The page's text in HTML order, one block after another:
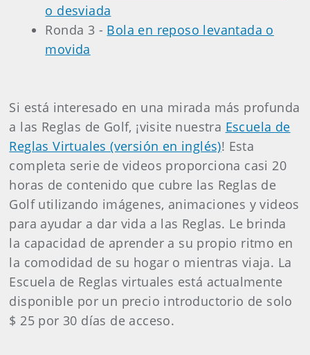
o desviada
Ronda 3 - Bola en reposo levantada o
movida
Si está interesado en una mirada más profunda
a las Reglas de Golf, ¡visite nuestra Escuela de
Reglas Virtuales (versión en inglés)! Esta
completa serie de videos proporciona casi 20
horas de contenido que cubre las Reglas de
Golf utilizando imágenes, animaciones y videos
para ayudar a dar vida a las Reglas. Le brinda
la capacidad de aprender a su propio ritmo en
la comodidad de su hogar o mientras viaja. La
Escuela de Reglas virtuales está actualmente
disponible por un precio introductorio de solo
$ 25 por 30 días de acceso.